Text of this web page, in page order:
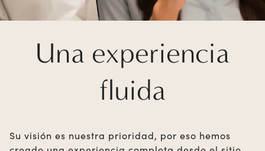
Una experiencia
fluida
Su visión es nuestra prioridad, por eso hemos